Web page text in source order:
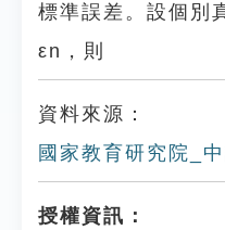
標準誤差。設個
εn，則
資料來源：
國家教育研究院_
授權資訊：